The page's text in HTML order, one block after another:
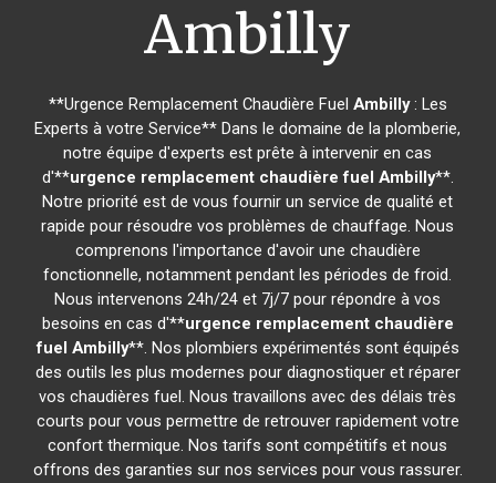
Ambilly
**Urgence Remplacement Chaudière Fuel Ambilly: Les
Experts à votre Service** Dans le domaine de la plomberie,
notre équipe d'experts est prête à intervenir en cas
d'**urgence remplacement chaudière fuel Ambilly**.
Notre priorité est de vous fournir un service de qualité et
rapide pour résoudre vos problèmes de chauffage. Nous
comprenons l'importance d'avoir une chaudière
fonctionnelle, notamment pendant les périodes de froid.
Nous intervenons 24h/24 et 7j/7 pour répondre à vos
besoins en cas d'**urgence remplacement chaudière
fuel Ambilly**. Nos plombiers expérimentés sont équipés
des outils les plus modernes pour diagnostiquer et réparer
vos chaudières fuel. Nous travaillons avec des délais très
courts pour vous permettre de retrouver rapidement votre
confort thermique. Nos tarifs sont compétitifs et nous
offrons des garanties sur nos services pour vous rassurer.